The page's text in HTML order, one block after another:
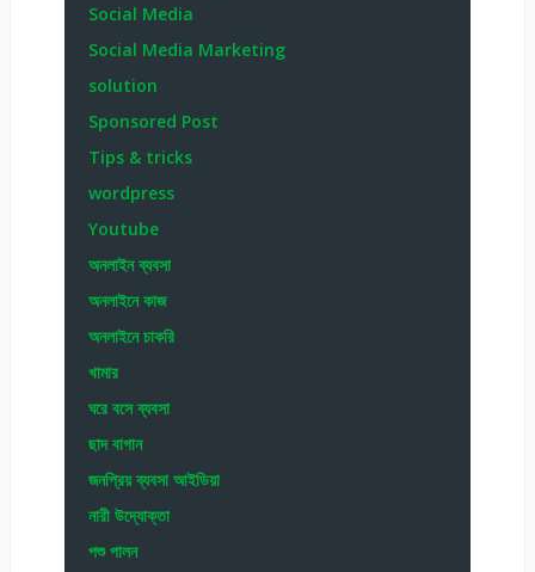
Social Media
Social Media Marketing
solution
Sponsored Post
Tips & tricks
wordpress
Youtube
অনলাইন ব্যবসা
অনলাইনে কাজ
অনলাইনে চাকরি
খামার
ঘরে বসে ব্যবসা
ছাদ বাগান
জনপ্রিয় ব্যবসা আইডিয়া
নারী উদ্যোক্তা
পশু পালন